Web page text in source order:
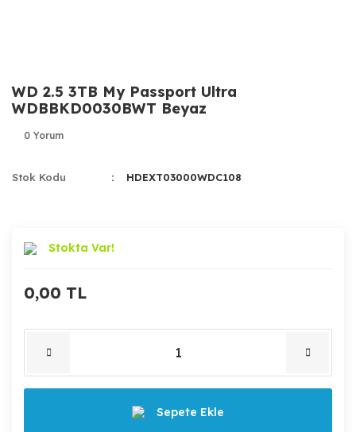
WD 2.5 3TB My Passport Ultra
WDBBKD0030BWT Beyaz
0 Yorum
Stok Kodu HDEXT03000WDC108
Stokta Var!
0,00 TL
Sepete Ekle